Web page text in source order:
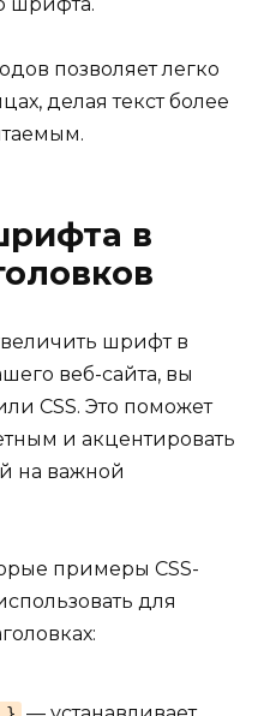
позволяет легко
делая текст более
в
шрифт в
веб-сайта, вы
CSS. Это поможет
и акцентировать
на важной
примеры CSS-
для